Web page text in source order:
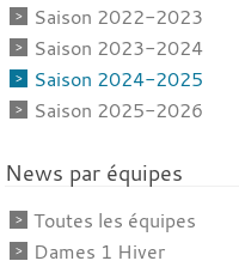
Saison 2022-2023
Saison 2023-2024
Saison 2024-2025
Saison 2025-2026
News par équipes
Toutes les équipes
Dames 1 Hiver